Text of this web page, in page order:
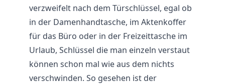
verzweifelt nach dem Türschlüssel, egal ob
in der Damenhandtasche, im Aktenkoffer
für das Büro oder in der Freizeittasche im
Urlaub, Schlüssel die man einzeln verstaut
können schon mal wie aus dem nichts
verschwinden. So gesehen ist der